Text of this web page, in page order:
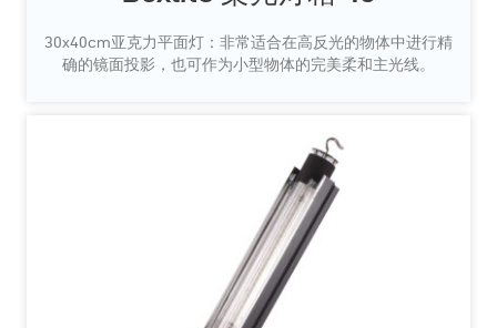
30x40cm亚克力平面灯：非常适合在高反光的物体中进行精
确的镜面投影，也可作为小型物体的完美柔和主光线。